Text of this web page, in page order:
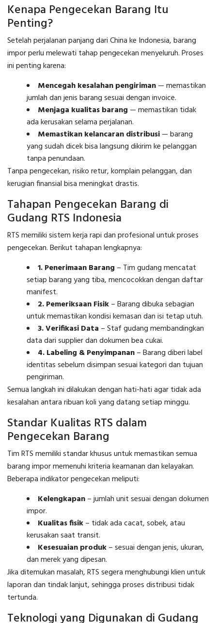
Kenapa Pengecekan Barang Itu
Penting?
Setelah perjalanan panjang dari China ke Indonesia, barang
impor perlu melewati tahap pengecekan menyeluruh. Proses
ini penting karena:
Mencegah kesalahan pengiriman— memastikan
jumlah dan jenis barang sesuai dengan invoice.
Menjaga kualitas barang — memastikan tidak
ada kerusakan selama perjalanan.
Memastikan kelancaran distribusi— barang
yang sudah dicek bisa langsung dikirim ke pelanggan
tanpa penundaan.
Tanpa pengecekan, risiko retur, komplain pelanggan, dan
kerugian finansial bisa meningkat drastis.
Tahapan Pengecekan Barang di
Gudang RTS Indonesia
RTS memiliki sistem kerja rapi dan profesional untuk proses
pengecekan. Berikut tahapan lengkapnya:
1. Penerimaan Barang – Tim gudang mencatat
setiap barang yang tiba, mencocokkan dengan daftar
manifest.
2. Pemeriksaan Fisik– Barang dibuka sebagian
untuk memastikan kondisi kemasan dan isi tetap utuh.
3. Verifikasi Data – Staf gudang membandingkan
data dari supplier dan dokumen bea cukai.
4. Labeling & Penyimpanan– Barang diberi label
identitas sebelum disimpan sesuai kategori dan tujuan
pengiriman.
Semua langkah ini dilakukan dengan hati-hati agar tidak ada
kesalahan antara ribuan koli yang datang setiap minggu.
Standar Kualitas RTS dalam
Pengecekan Barang
Tim RTS memiliki standar khusus untuk memastikan semua
barang impor memenuhi kriteria keamanan dan kelayakan.
Beberapa indikator pengecekan meliputi:
Kelengkapan– jumlah unit sesuai dengan dokumen
impor.
Kualitas fisik– tidak ada cacat, sobek, atau
kerusakan saat transit.
Kesesuaian produk– sesuai dengan jenis, ukuran,
dan merek yang dipesan.
Jika ditemukan masalah, RTS segera menghubungi klien untuk
laporan dan tindak lanjut, sehingga proses distribusi tidak
tertunda.
Teknologi yang Digunakan di Gudang